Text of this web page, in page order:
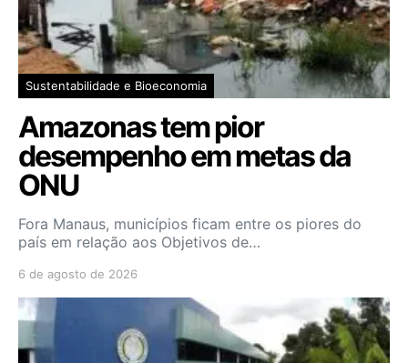
Sustentabilidade e Bioeconomia
Amazonas tem pior
desempenho em metas da
ONU
Fora Manaus, municípios ficam entre os piores do
país em relação aos Objetivos de…
6 de agosto de 2026